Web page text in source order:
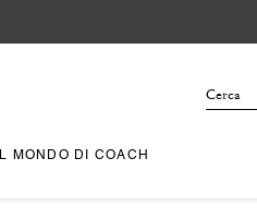
IL MONDO DI COACH